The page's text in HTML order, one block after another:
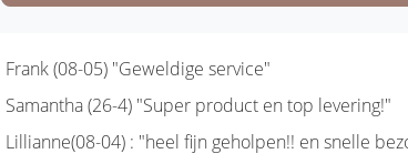
Frank (08-05) "Geweldige service"
Samantha (26-4) "Super product en top levering!"
Lillianne(08-04) : "heel fijn geholpen!! en snelle